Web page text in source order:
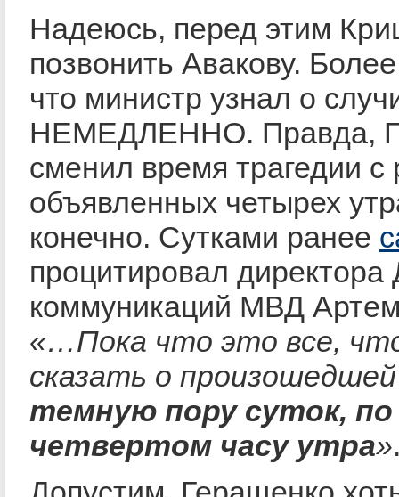
Надеюсь, перед этим
позвонить Авакову.
что министр узнал о
НЕМЕДЛЕННО. Правда,
сменил время трагедии с
объявленных четырех
конечно. Сутками ранее
процитировал директора
коммуникаций МВД
«…Пока что это все,
сказать о
темную пору суток,
четвертом часу утра»